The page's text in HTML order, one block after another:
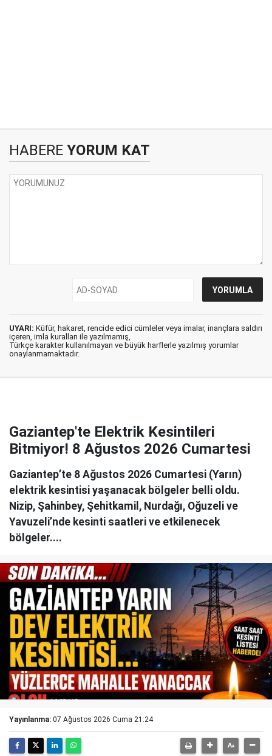
HABERE YORUM KAT
UYARI: Küfür, hakaret, rencide edici cümleler veya imalar, inançlara saldırı
içeren, imla kuralları ile yazılmamış,
Türkçe karakter kullanılmayan ve büyük harflerle yazılmış yorumlar
onaylanmamaktadır.
Gaziantep'te Elektrik Kesintileri
Bitmiyor! 8 Ağustos 2026 Cumartesi
Gaziantep’te 8 Ağustos 2026 Cumartesi (Yarın)
elektrik kesintisi yaşanacak bölgeler belli oldu.
Nizip, Şahinbey, Şehitkamil, Nurdağı, Oğuzeli ve
Yavuzeli’nde kesinti saatleri ve etkilenecek
bölgeler....
Yayınlanma: 07 Ağustos 2026 Cuma 21:24